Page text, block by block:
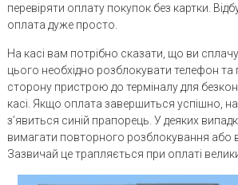
перевіряти оплату покупок без картки.
оплата дуже просто.
На касі вам потрібно сказати, що ви
цього необхідно розблокувати телефон та
сторону пристрою до терміналу для
касі. Якщо оплата завершиться успішно,
з’явиться синій прапорець. У деяких
вимагати повторного розблокування або
Зазвичай це трапляється при оплаті